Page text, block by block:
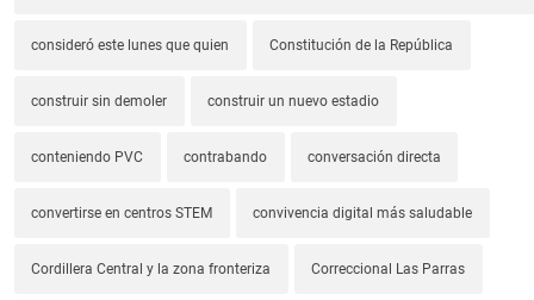
consideró este lunes que quien Constitución de la República
construir sin demoler construir un nuevo estadio
conteniendo PVC contrabando conversación directa
convertirse en centros STEM convivencia digital más saludable
Cordillera Central y la zona fronteriza Correccional Las Parras